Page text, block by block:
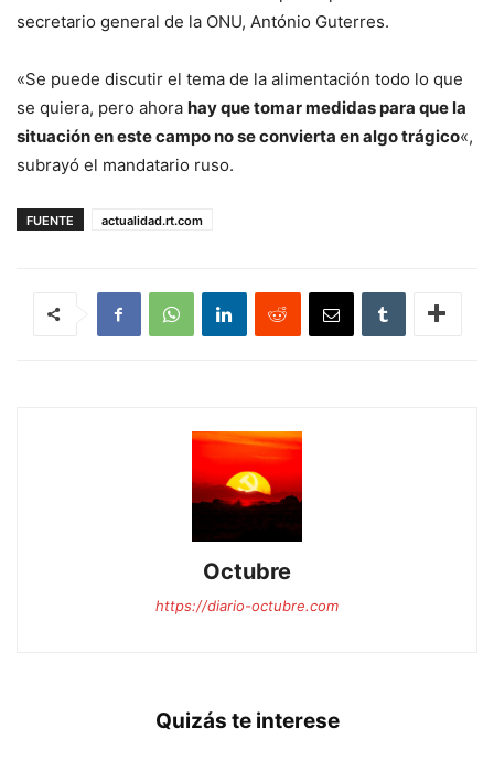
secretario general de la ONU, António Guterres.
«Se puede discutir el tema de la alimentación todo lo que
se quiera, pero ahora hay que tomar medidas para que la
situación en este campo no se convierta en algo trágico«,
subrayó el mandatario ruso.
FUENTE actualidad.rt.com
Octubre
https://diario-octubre.com
Quizás te interese